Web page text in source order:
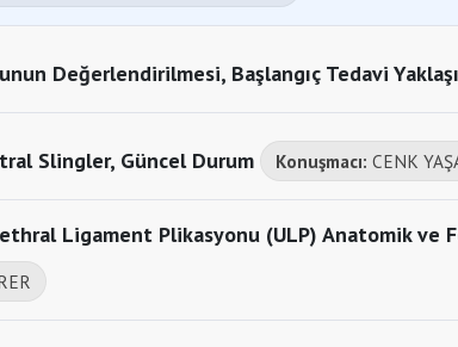
Değerlendirilmesi, Başlangıç Tedavi
Slingler, Güncel Durum Konuşmacı: CENK
Ligament Plikasyonu (ULP) Anatomik ve